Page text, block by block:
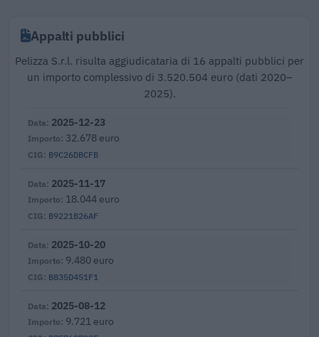
Appalti pubblici
Pelizza S.r.l. risulta aggiudicataria di 16 appalti pubblici per
un importo complessivo di 3.520.504 euro (dati 2020–
2025).
B9C26DBCFB
2025-12-23
32.678 euro
B9221B26AF
2025-11-17
18.044 euro
B835D451F1
2025-10-20
9.480 euro
2025-08-12
9.721 euro